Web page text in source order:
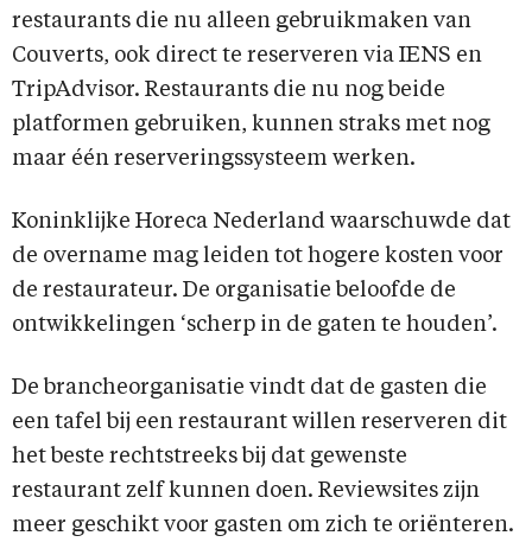
restaurants die nu alleen gebruikmaken van
Couverts, ook direct te reserveren via IENS en
TripAdvisor. Restaurants die nu nog beide
platformen gebruiken, kunnen straks met nog
maar één reserveringssysteem werken.
Koninklijke Horeca Nederland waarschuwde dat
de overname mag leiden tot hogere kosten voor
de restaurateur. De organisatie beloofde de
ontwikkelingen ‘scherp in de gaten te houden’.
De brancheorganisatie vindt dat de gasten die
een tafel bij een restaurant willen reserveren dit
het beste rechtstreeks bij dat gewenste
restaurant zelf kunnen doen. Reviewsites zijn
meer geschikt voor gasten om zich te oriënteren.